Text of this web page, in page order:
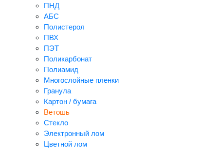
ПНД
АБС
Полистерол
ПВХ
ПЭТ
Поликарбонат
Полиамид
Многослойные пленки
Гранула
Картон / бумага
Ветошь
Стекло
Электронный лом
Цветной лом